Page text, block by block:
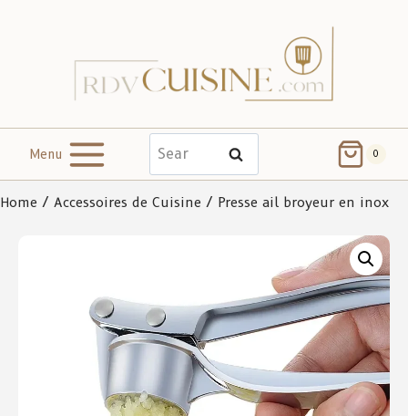
Menu Search 0
Home / Accessoires de Cuisine / Presse ail broyeur en inox